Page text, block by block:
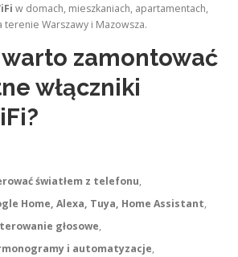
w domach, mieszkaniach, apartamentach,
terenie Warszawy i Mazowsza.
zamontować
włączniki
światłem z telefonu,
Home, Alexa, Tuya, Home Assistant,
głosowe,
i automatyzacje,